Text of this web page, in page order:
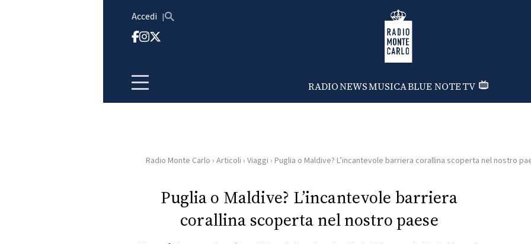
Accedi Radio Monte Carlo
RADIONEWSMUSICABLUE NOTETV
HOMERadio Monte Carlo › Articoli › Viaggi › Puglia o Maldive? L’incantevole barriera corallina scoperta nel nostro
Puglia o Maldive? L’incantevole barriera
corallina scoperta nel nostro paese